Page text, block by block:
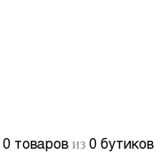
0 товаров из 0 бутиков